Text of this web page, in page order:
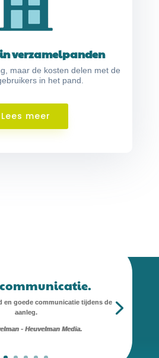
verzamelpanden
maar de kosten delen met de
in het pand.
Lees meer
communicatie.
en goede communicatie tijdens de
aanleg.
- Heuvelman Media.